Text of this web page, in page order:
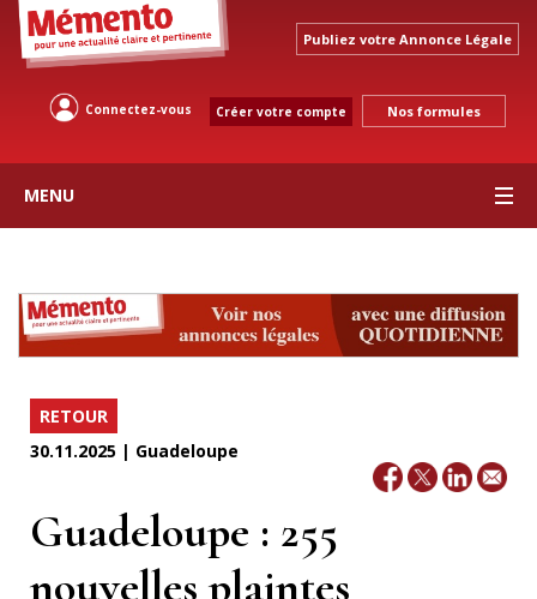
Publiez votre Annonce Légale
Connectez-vous Créer votre compte Nos formules
MENU
RETOUR
30.11.2025 | Guadeloupe
Guadeloupe : 255
nouvelles plaintes